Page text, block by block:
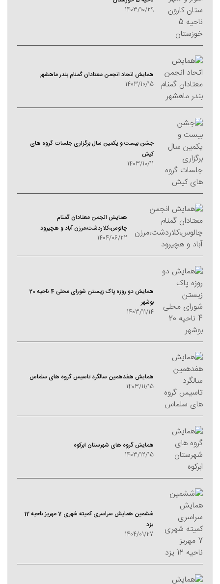
1403/10/29
همایش اتحاد انجمن معتادان گمنام بندر ماهشهر
1403/10/15
جشن بیست و یکمین سال برگزاری جلسات گروه های
کیش
1403/10/11
همایش انجمن معتادان گمنام
چالوس،کلاردشت،مرزن آباد و هچیرود
1404/06/22
همایش دو روزه پاک زیستن شورای محلی 4 ناحیه 20
بوشهر
1403/11/14
همایش هفدهمین سالگرد تاسیس گروه های سلماس
1403/11/15
همایش گروه های شهرستان ابرکوه
1403/12/15
ششمین همایش سراسری کمیته شهری 7 مهریز ناحیه 12
یزد
1404/01/27